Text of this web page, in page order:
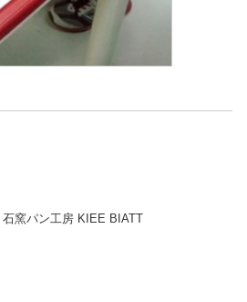
石窯パン工房 KIEE BIATT